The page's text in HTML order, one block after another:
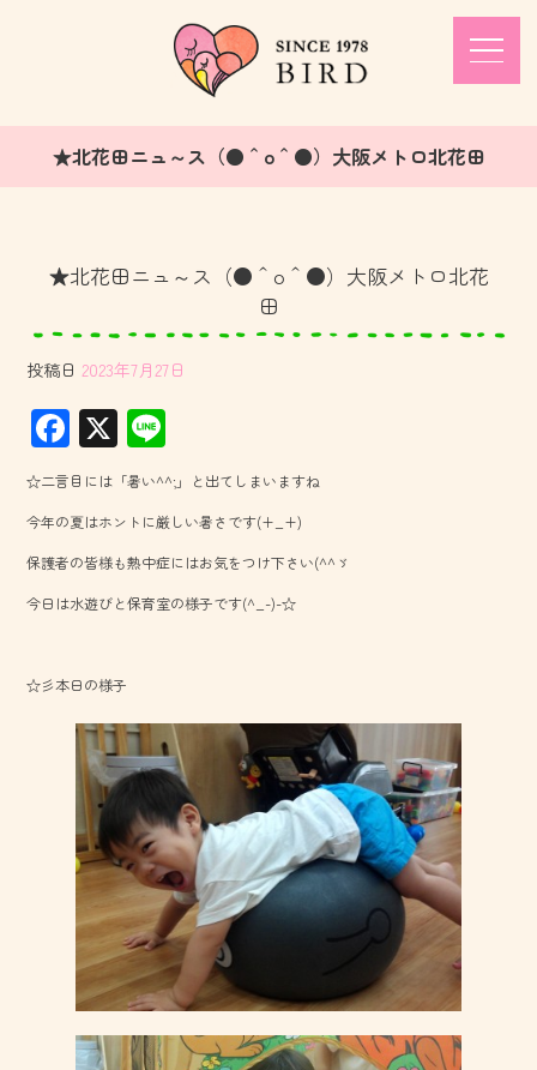
★北花田ニュ～ス（●＾o＾●）大阪メトロ北花田
★北花田ニュ～ス（●＾o＾●）大阪メトロ北花
田
投稿日 2023年7月27日
F
ac
e
b
o
ok
X
ne
☆二言目には「暑い^^;」と出てしまいますね
今年の夏はホントに厳しい暑さです(+_+)
保護者の皆様も熱中症にはお気をつけ下さい(^^ゞ
今日は水遊びと保育室の様子です(^_-)-☆
☆彡本日の様子